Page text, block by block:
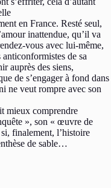
en France. Resté seul,
inattendue, qu’il va
vous avec lui-même,
de sa
auprès des siens,
de s’engager à fond dans
ne veut rompre avec son
mieux comprendre
», son « œuvre de
finalement, l’histoire
de sable…